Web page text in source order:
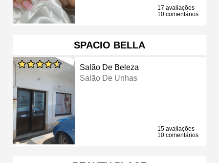
17 avaliações
10 comentários
SPACIO BELLA
Salão De Beleza
Salão De Unhas
15 avaliações
10 comentários